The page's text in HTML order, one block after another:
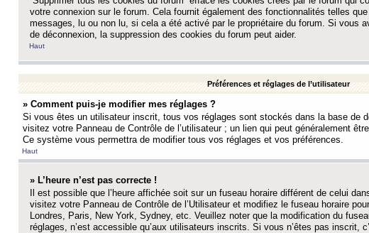
votre connexion sur le forum. Cela fournit également des fonctionnalités telles
messages, lu ou non lu, si cela a été activé par le propriétaire du forum. Si vous
de déconnexion, la suppression des cookies du forum peut aider.
Haut
Préférences et réglages de l’utilisateur
» Comment puis-je modifier mes réglages ?
Si vous êtes un utilisateur inscrit, tous vos réglages sont stockés dans la base de
visitez votre Panneau de Contrôle de l’utilisateur ; un lien qui peut généralement
Ce système vous permettra de modifier tous vos réglages et vos préférences.
Haut
» L’heure n’est pas correcte !
Il est possible que l’heure affichée soit sur un fuseau horaire différent de celui
visitez votre Panneau de Contrôle de l’Utilisateur et modifiez le fuseau horaire
Londres, Paris, New York, Sydney, etc. Veuillez noter que la modification du
réglages, n’est accessible qu’aux utilisateurs inscrits. Si vous n’êtes pas inscrit,